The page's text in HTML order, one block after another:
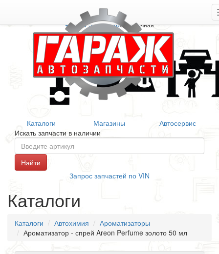
+7 906 377 46 46Справочная
Каталоги Магазины
Автосервис
Искать запчасти в наличии
Запрос запчастей по VIN
Каталоги
Каталоги Автохимия
Ароматизаторы
Ароматизатор - спрей Areon Perfume золото 50 мл